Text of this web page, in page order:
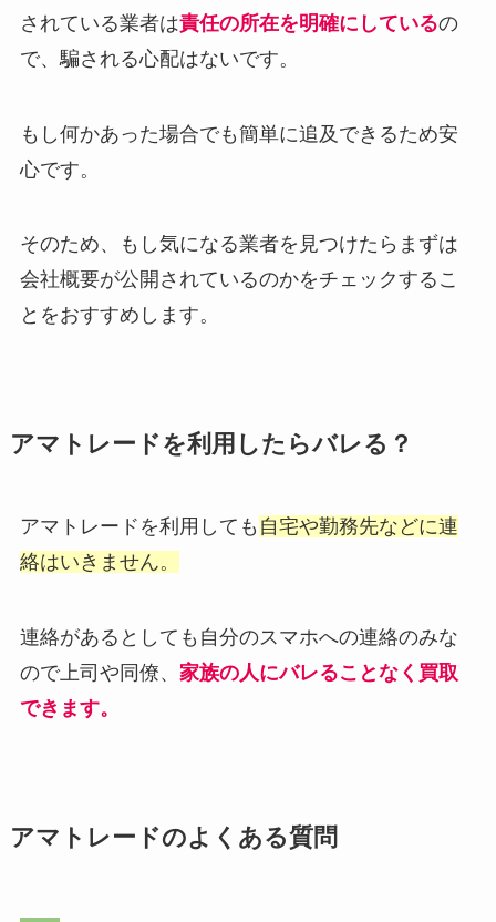
されている業者は責任の所在を明確にしているの
で、騙される心配はないです。
もし何かあった場合でも簡単に追及できるため安
心です。
そのため、もし気になる業者を見つけたらまずは
会社概要が公開されているのかをチェックするこ
とをおすすめします。
アマトレードを利用したらバレる？
アマトレードを利用しても 自宅や勤務先などに連
絡はいきません。
連絡があるとしても自分のスマホへの連絡のみな
ので上司や同僚、 家族の人にバレることなく買取
できます。
アマトレードのよくある質問